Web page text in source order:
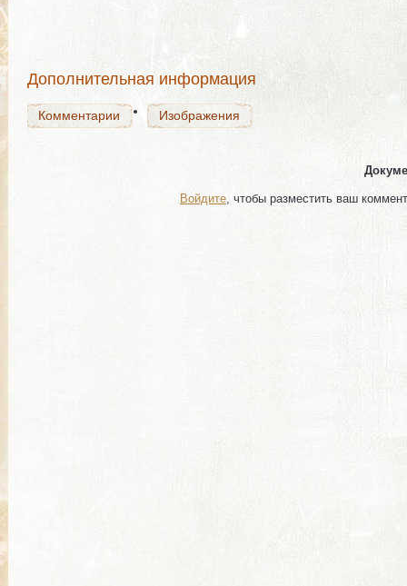
Дополнительная информация
Комментарии Изображения
Войдите , чтобы разместить ваш